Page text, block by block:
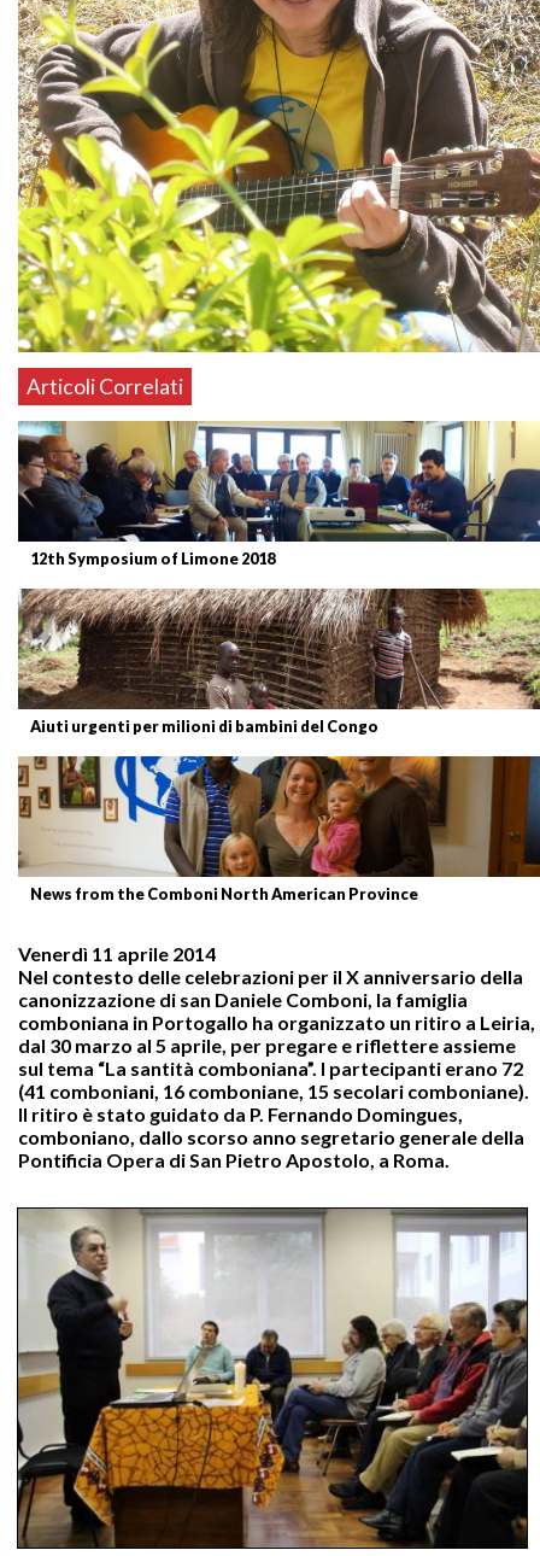
Articoli Correlati
12th Symposium of Limone 2018
Aiuti urgenti per milioni di bambini del Congo
News from the Comboni North American Province
Venerdì 11 aprile 2014
Nel contesto delle celebrazioni per il X anniversario della
canonizzazione di san Daniele Comboni, la famiglia
comboniana in Portogallo ha organizzato un ritiro a Leiria,
dal 30 marzo al 5 aprile, per pregare e riflettere assieme
sul tema “La santità comboniana”. I partecipanti erano 72
(41 comboniani, 16 comboniane, 15 secolari comboniane).
Il ritiro è stato guidato da P. Fernando Domingues,
comboniano, dallo scorso anno segretario generale della
Pontificia Opera di San Pietro Apostolo, a Roma.